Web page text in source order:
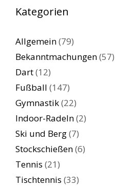
Kategorien
Allgemein(79)
Bekanntmachungen(57)
Dart(12)
Fußball (147)
Gymnastik(22)
Indoor-Radeln(2)
Ski und Berg(7)
Stockschießen(6)
Tennis (21)
Tischtennis (33)